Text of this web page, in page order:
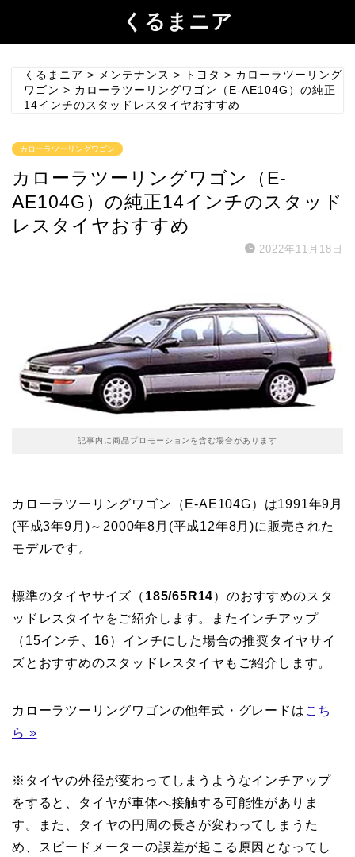
くるまニア
くるまニア > メンテナンス > トヨタ > カローラツーリング
ワゴン > カローラツーリングワゴン（E-AE104G）の純正
14インチのスタッドレスタイヤおすすめ
カローラツーリングワゴン
カローラツーリングワゴン（E-
AE104G）の純正14インチのスタッド
レスタイヤおすすめ
2022年11月18日
記事内に商品プロモーションを含む場合があります
カローラツーリングワゴン（E-AE104G）は1991年9月
(平成3年9月)～2000年8月(平成12年8月)に販売された
モデルです。
標準のタイヤサイズ（ 185/65R14）のおすすめのスタ
ッドレスタイヤをご紹介します。またインチアップ
（15インチ、16）インチにした場合の推奨タイヤサイ
ズとおすすめのスタッドレスタイヤもご紹介します。
カローラツーリングワゴンの他年式・グレードは こち
ら »
※タイヤの外径が変わってしまうようなインチアップ
をすると、タイヤが車体へ接触する可能性がありま
す。また、タイヤの円周の長さが変わってしまうた
め、スピードメーターの誤差が起こる原因となってし